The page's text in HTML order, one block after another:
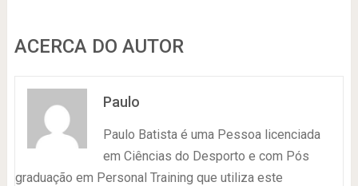
ACERCA DO AUTOR
Paulo
Paulo Batista é uma Pessoa licenciada
em Ciências do Desporto e com Pós
graduação em Personal Training que utiliza este